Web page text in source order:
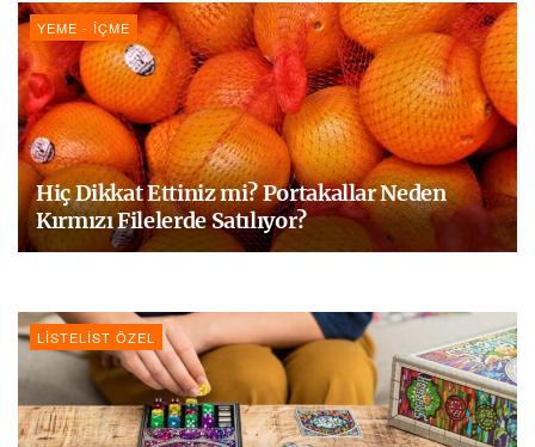
YEME - İÇME
Hiç Dikkat Ettiniz mi? Portakallar Neden
Kırmızı Filelerde Satılıyor?
LISTELIST ÖZEL